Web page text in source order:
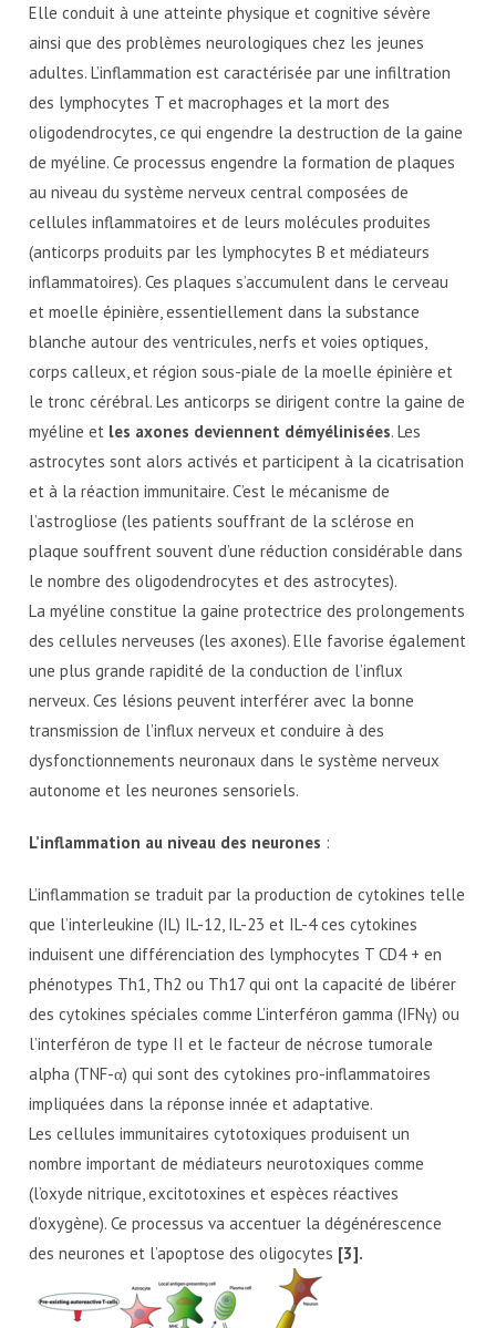
Elle conduit à une atteinte physique et cognitive sévère
ainsi que des problèmes neurologiques chez les jeunes
adultes. L’inflammation est caractérisée par une infiltration
des lymphocytes T et macrophages et la mort des
oligodendrocytes, ce qui engendre la destruction de la gaine
de myéline. Ce processus engendre la formation de plaques
au niveau du système nerveux central composées de
cellules inflammatoires et de leurs molécules produites
(anticorps produits par les lymphocytes B et médiateurs
inflammatoires). Ces plaques s’accumulent dans le cerveau
et moelle épinière, essentiellement dans la substance
blanche autour des ventricules, nerfs et voies optiques,
corps calleux, et région sous-piale de la moelle épinière et
le tronc cérébral. Les anticorps se dirigent contre la gaine de
myéline et les axones deviennent démyélinisées. Les
astrocytes sont alors activés et participent à la cicatrisation
et à la réaction immunitaire. C’est le mécanisme de
l’astrogliose (les patients souffrant de la sclérose en
plaque souffrent souvent d’une réduction considérable dans
le nombre des oligodendrocytes et des astrocytes).
La myéline constitue la gaine protectrice des prolongements
des cellules nerveuses (les axones). Elle favorise également
une plus grande rapidité de la conduction de l’influx
nerveux. Ces lésions peuvent interférer avec la bonne
transmission de l’influx nerveux et conduire à des
dysfonctionnements neuronaux dans le système nerveux
autonome et les neurones sensoriels.
L’inflammation au niveau des neurones :
L’inflammation se traduit par la production de cytokines telle
que l’interleukine (IL) IL-12, IL-23 et IL-4 ces cytokines
induisent une différenciation des lymphocytes T CD4 + en
phénotypes Th1, Th2 ou Th17 qui ont la capacité de libérer
des cytokines spéciales comme L’interféron gamma (IFNγ) ou
l’interféron de type II et le facteur de nécrose tumorale
alpha (TNF-α) qui sont des cytokines pro-inflammatoires
impliquées dans la réponse innée et adaptative.
Les cellules immunitaires cytotoxiques produisent un
nombre important de médiateurs neurotoxiques comme
(l’oxyde nitrique, excitotoxines et espèces réactives
d’oxygène). Ce processus va accentuer la dégénérescence
des neurones et l’apoptose des oligocytes [3].